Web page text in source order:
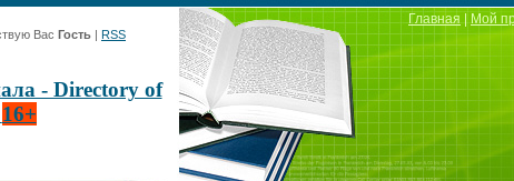
Вас Гость | RSS
- Directory of
16+
Главная|Мой